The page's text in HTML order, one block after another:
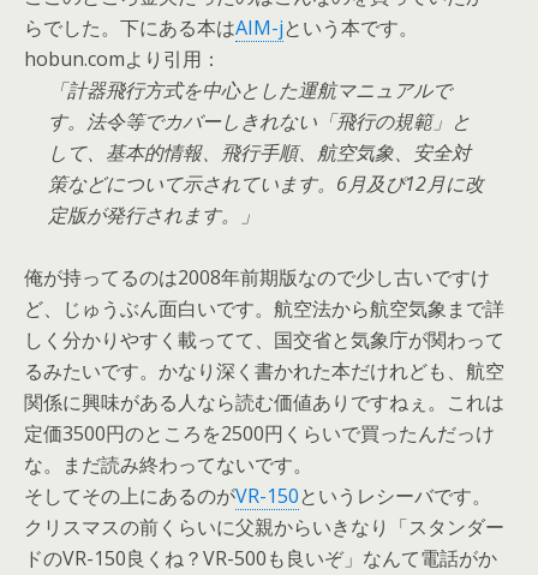
らでした。下にある本はAIM-jという本です。
hobun.comより引用：
計器飛行方式を中心とした運航マニュアルで
す。法令等でカバーしきれない「飛行の規範」と
して、基本的情報、飛行手順、航空気象、安全対
策などについて示されています。6月及ぴ12月に改
定版が発行されます。
俺が持ってるのは2008年前期版なので少し古いですけ
ど、じゅうぶん面白いです。航空法から航空気象まで詳
しく分かりやすく載ってて、国交省と気象庁が関わって
るみたいです。かなり深く書かれた本だけれども、航空
関係に興味がある人なら読む価値ありですねぇ。これは
定価3500円のところを2500円くらいで買ったんだっけ
な。まだ読み終わってないです。
そしてその上にあるのがVR-150というレシーバです。
クリスマスの前くらいに父親からいきなり「スタンダー
ドのVR-150良くね？VR-500も良いぞ」なんて電話がか